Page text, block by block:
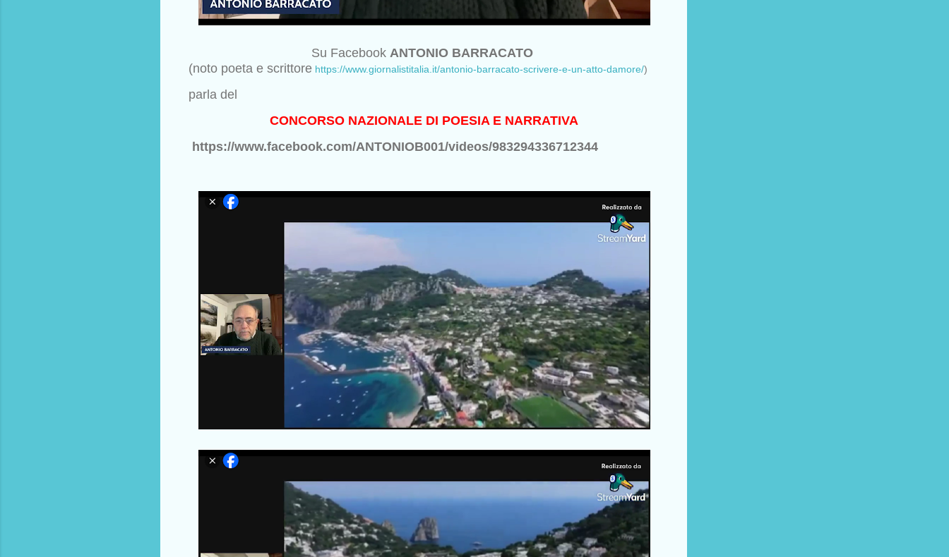
Su Facebook ANTONIO BARRACATO
(noto poeta e scrittore https://www.giornalistitalia.it/antonio-barracato-scrivere-e-un-atto-damore/)
parla del
CONCORSO NAZIONALE DI POESIA E NARRATIVA
https://www.facebook.com/ANTONIOB001/videos/983294336712344